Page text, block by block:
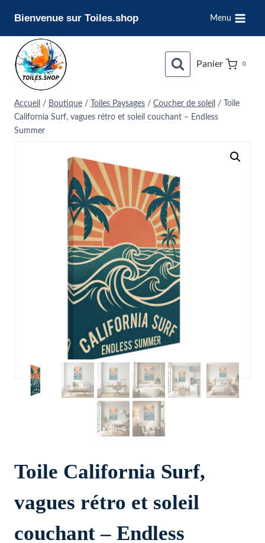
contenu
Bienvenue sur Toiles.shop Menu
Panier 0
Accueil / Boutique / Toiles Paysages / Coucher de soleil /
Toile
California Surf, vagues rétro et soleil couchant – Endless
Summer
Toile California Surf,
vagues rétro et soleil
couchant – Endless